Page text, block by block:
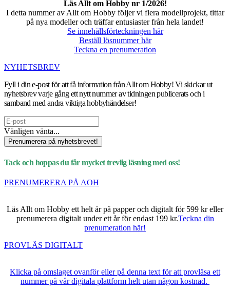
Läs Allt om Hobby nr 1/2026!
I detta nummer av Allt om Hobby följer vi flera modellprojekt, tittar
på nya modeller och träffar entusiaster från hela landet!
Se innehållsförteckningen här
Beställ lösnummer här
Teckna en prenumeration
NYHETSBREV
Fyll i din e-post för att få information från Allt om Hobby! Vi skickar ut
nyhetsbrev varje gång ett nytt nummer av tidningen publicerats och i
samband med andra viktiga hobbyhändelser!
Vänligen vänta...
Prenumerera på nyhetsbrevet!
Tack och hoppas du får mycket trevlig läsning med oss!
PRENUMERERA PÅ AOH
Läs Allt om Hobby ett helt år på papper och digitalt för 599 kr eller
prenumerera digitalt under ett år för endast 199 kr.Teckna din
prenumeration här!
PROVLÄS DIGITALT
Klicka på omslaget ovanför eller på denna text för att provläsa ett
nummer på vår digitala plattform helt utan någon kostnad.